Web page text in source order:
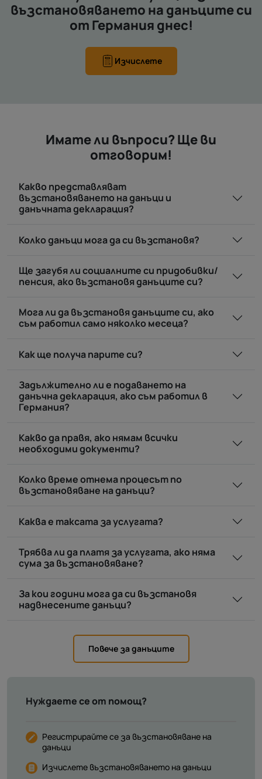
възстановяването на данъците си
от Германия днес!
Изчислете
Имате ли въпроси? Ще ви
отговорим!
Какво представляват
възстановяването на данъци и
данъчната декларация?
Колко данъци мога да си възстановя?
Ще загубя ли социалните си придобивки/
пенсия, ако възстановя данъците си?
Мога ли да възстановя данъците си, ако
съм работил само няколко месеца?
Как ще получа парите си?
Задължително ли е подаването на
данъчна декларация, ако съм работил в
Германия?
Какво да правя, ако нямам всички
необходими документи?
Колко време отнема процесът по
възстановяване на данъци?
Каква е таксата за услугата?
Трябва ли да платя за услугата, ако няма
сума за възстановяване?
За кои години мога да си възстановя
надвнесените данъци?
Повече за данъците
Нуждаете се от помощ?
Регистрирайте се за възстановяване на
данъци
Изчислете възстановяването на данъци